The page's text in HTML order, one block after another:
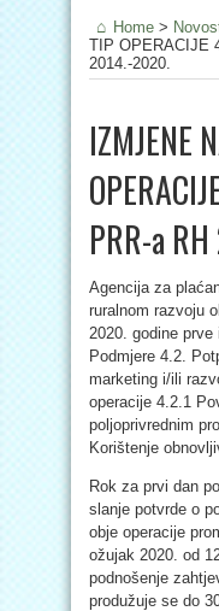
Home >
TIP OPERACIJE
2014.-2020.
IZMJENE
PRR-a
Agencija za
ruralnom razvoju
2020. godine
Podmjere 4.2.
marketing i/ili
operacije 4.2.1
poljoprivrednim
Korištenje
Rok za prvi dan
slanje potvrde o
obje operacije
ožujak 2020. od
podnošenje
produžuje se do